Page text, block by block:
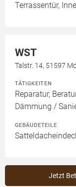
Terrassentür,
WST
Talstr. 14, 51597
TÄTIGKEITEN
Reparatur,
Dämmung /
GEBÄUDETEILE
Jetzt